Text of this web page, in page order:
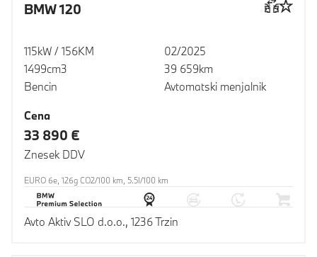
BMW 120
115kW / 156KM
1499cm3
Bencin
02/2025
39 659km
Avtomatski menjalnik
Cena
33 890 €
Znesek DDV
EURO 6e, 126g CO2/100 km, 5.5l/100 km
Avto Aktiv SLO d.o.o., 1236 Trzin